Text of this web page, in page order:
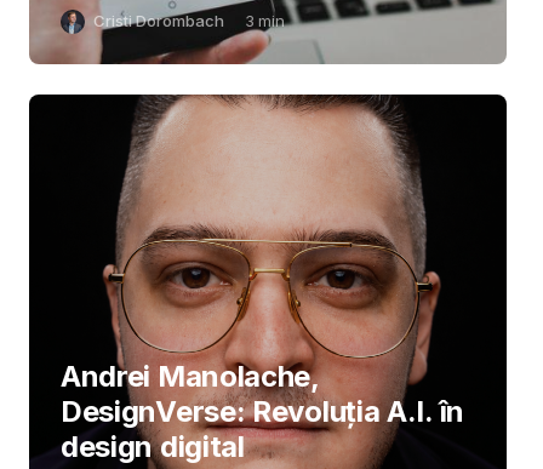
Cristi Dorombach 3 min
Andrei Manolache,
DesignVerse: Revoluția A.I. în
design digital